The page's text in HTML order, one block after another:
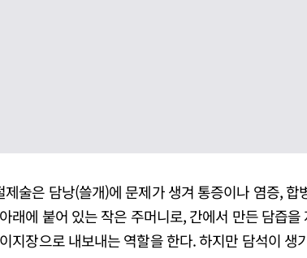
술은 담낭(쓸개)에 문제가 생겨 통증이나 염증, 합
래에 붙어 있는 작은 주머니로, 간에서 만든 담즙
지장으로 내보내는 역할을 한다. 하지만 담석이 생